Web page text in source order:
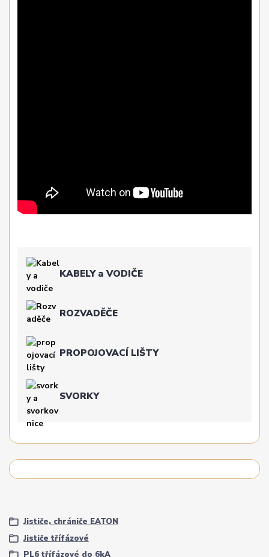
KABELY a VODIČE
ROZVADĚČE
PROPOJOVACÍ LIŠTY
SVORKY
Jističe, chrániče EATON
Jističe třífázové
PL6 třífázové do 6kA